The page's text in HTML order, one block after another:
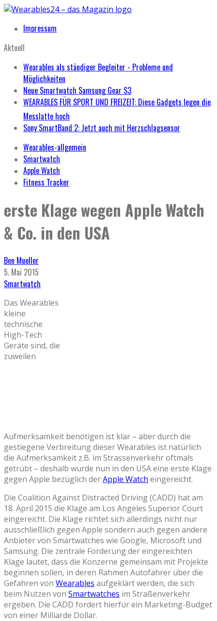
Impressum
Aktuell
Wearables als ständiger Begleiter - Probleme und
Möglichkeiten
Neue Smartwatch Samsung Gear S3
WEARABLES FÜR SPORT UND FREIZEIT: Diese Gadgets legen die
Messlatte hoch
Sony SmartBand 2: Jetzt auch mit Herzschlagsensor
Wearables-allgemein
Smartwatch
Apple Watch
Fitness Tracker
erste Klage wegen Apple Watch
& Co. in den USA
Ben Mueller
5. Mai 2015
Smartwatch
Das Wearables
kleine
technische
High-Tech
Geräte sind, die
zuweilen
Aufmerksamkeit benötigen ist klar – aber durch die
gestiegene Verbreitung dieser Wearables ist natürlich
die Aufmerksamkeit z.B. im Strassenverkehr oftmals
getrübt – deshalb wurde nun in den USA eine erste Klage
gegen Apple bezüglich derApple Watch eingereicht.
Die Coalition Against Distracted Driving (CADD) hat am
18. April 2015 die Klage am Los Angeles Superior Court
eingereicht. Die Klage richtet sich allerdings nicht nur
ausschließlich gegen Apple sondern auch gegen andere
Anbieter von Smartwatches wie Google, Microsoft und
Samsung. Die zentrale Forderung der eingereichten
Klage lautet, dass die Konzerne gemeinsam mit Projekte
beginnen sollen, in deren Rahmen Autofahrer über die
Gefahren von Wearables aufgeklärt werden, die sich
beim Nutzen von Smartwatches im Straßenverkehr
ergeben. Die CADD fordert hierfür ein Marketing-Budget
von einer Milliarde Dollar.